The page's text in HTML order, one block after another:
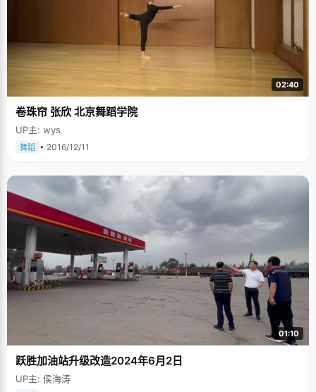
02:40
卷珠帘 张欣 北京舞蹈学院
UP主: wys
舞蹈 • 2016/12/11
01:10
跃胜加油站升级改造2024年6月2日
UP主: 侯海涛